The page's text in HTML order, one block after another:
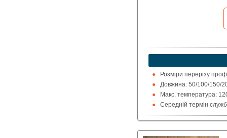
Розміри перерізу
Довжина: 50/100/150/
Макс. температура:
Середній термін
Напруга: 12 В (блок